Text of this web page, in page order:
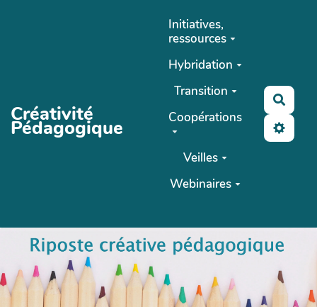
Créativité
Pédagogique
Initiatives,
ressources
Hybridation
Transition
Coopérations
Veilles
Webinaires